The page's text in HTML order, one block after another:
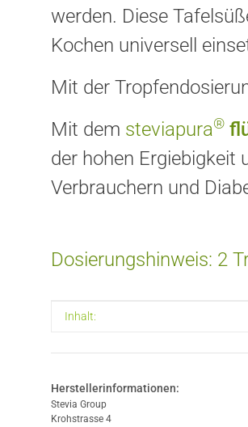
werden. Diese
Kochen universell
Mit der
Mit dem steviapura®
der hohen Ergiebigkeit
Verbrauchern und
Dosierungshinweis: 2
Produkteigenschaft
Wert
Inhalt:
Herstellerinformationen:
Stevia Group
Krohstrasse 4